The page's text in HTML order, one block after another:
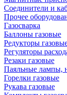
Соединители и
Прочее
Газосварка
Баллоны газовые
Редукторы
Регуляторы
Резаки газовые
Паяльные лампы,
Горелки газовые
Рукава газовые